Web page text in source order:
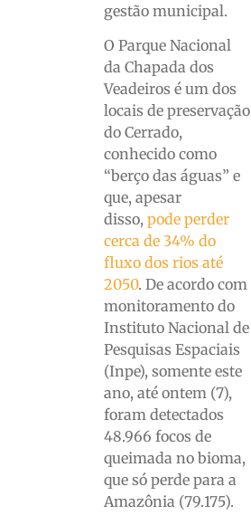
gestão municipal.
O Parque Nacional
da Chapada dos
Veadeiros é um dos
locais de preservação
do Cerrado,
conhecido como
“berço das águas” e
que, apesar
disso, pode perder
cerca de 34% do
fluxo dos rios até
2050. De acordo com
monitoramento do
Instituto Nacional de
Pesquisas Espaciais
(Inpe), somente este
ano, até ontem (7),
foram detectados
48.966 focos de
queimada no bioma,
que só perde para a
Amazônia (79.175).